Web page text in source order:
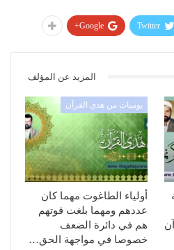
Twitter
Google+
المزيد عن المؤلف
يوميات من هدي القرآن
أولياء الطاغوت مهما كان
عددهم ومهما بلغت قوتهم
هم في دائرة الضعف
خصوصا في مواجهة الحق…